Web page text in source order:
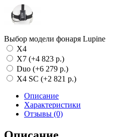
Выбор модели фонаря Lupine
X4
X7 (+4 823 р.)
Duo (+6 279 р.)
X4 SC (+2 821 р.)
Описание
Характеристики
Отзывы (0)